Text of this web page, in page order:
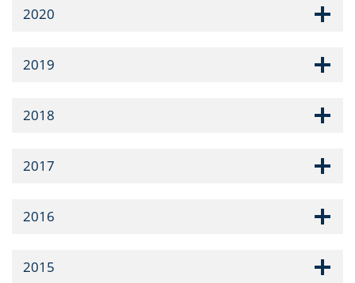
2020
2019
2018
2017
2016
2015